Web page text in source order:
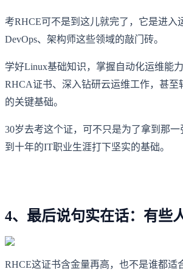
考RHCE可不是到这儿就完了，它是进入
DevOps、架构师这些领域的敲门砖。
学好Linux基础知识，掌握自动化运维能
RHCA证书、深入钻研云运维工作，甚至
的关键基础。
30岁去考这个证，可不只是为了拿到那
到十年的IT职业生涯打下坚实的基础。
4、最后说句实在话：有些
RHCE这证书含金量再高，也不是谁都适